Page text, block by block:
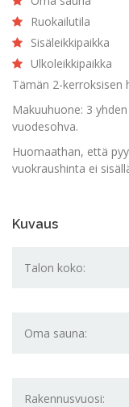
Ruokailutila
Sisäleikkipaikka
Ulkoleikkipaikka
Tämän 2-kerroksisen
Makuuhuone: 3
vuodesohva.
Huomaathan, että
vuokraushinta ei
Kuvaus
Talon koko:
Oma sauna:
Rakennusvuosi: